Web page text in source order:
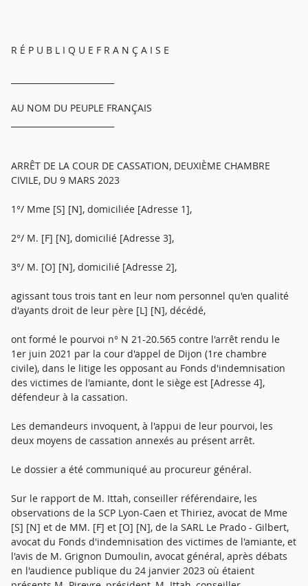
R É P U B L I Q U E F R A N Ç A I S E
AU NOM DU PEUPLE FRANÇAIS
ARRÊT DE LA COUR DE CASSATION, DEUXIÈME CHAMBRE
CIVILE, DU 9 MARS 2023
1°/ Mme [S] [N], domiciliée [Adresse 1],
2°/ M. [F] [N], domicilié [Adresse 3],
3°/ M. [O] [N], domicilié [Adresse 2],
agissant tous trois tant en leur nom personnel qu'en qualité
d'ayants droit de leur père [L] [N], décédé,
ont formé le pourvoi n° N 21-20.565 contre l'arrêt rendu le
1er juin 2021 par la cour d'appel de Dijon (1re chambre
civile), dans le litige les opposant au Fonds d'indemnisation
des victimes de l'amiante, dont le siège est [Adresse 4],
défendeur à la cassation.
Les demandeurs invoquent, à l'appui de leur pourvoi, les
deux moyens de cassation annexés au présent arrêt.
Le dossier a été communiqué au procureur général.
Sur le rapport de M. Ittah, conseiller référendaire, les
observations de la SCP Lyon-Caen et Thiriez, avocat de Mme
[S] [N] et de MM. [F] et [O] [N], de la SARL Le Prado - Gilbert,
avocat du Fonds d'indemnisation des victimes de l'amiante, et
l'avis de M. Grignon Dumoulin, avocat général, après débats
en l'audience publique du 24 janvier 2023 où étaient